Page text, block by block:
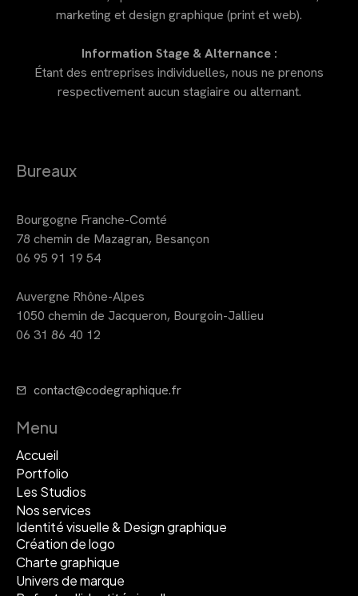
marketing et design graphique (print et web).
Information Stage & Alternance :
Étant des entreprises individuelles, nous ne prenons
respectivement aucun stagiaire ou alternant.
Bureaux
Bourgogne Franche-Comté
78 chemin de Mazagran, Besançon
06 95 91 19 54
Auvergne Rhône-Alpes
1050 chemin de Jacqueron, Bourgoin-Jallieu
06 31 86 40 12
contact@codegraphique.fr
Menu
Accueil
Portfolio
Les Studios
Nos services
Identité visuelle & Design graphique
Création de logo
Charte graphique
Univers de marque